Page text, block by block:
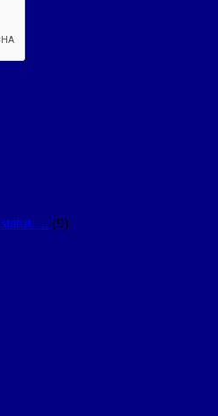
statui…. (9)